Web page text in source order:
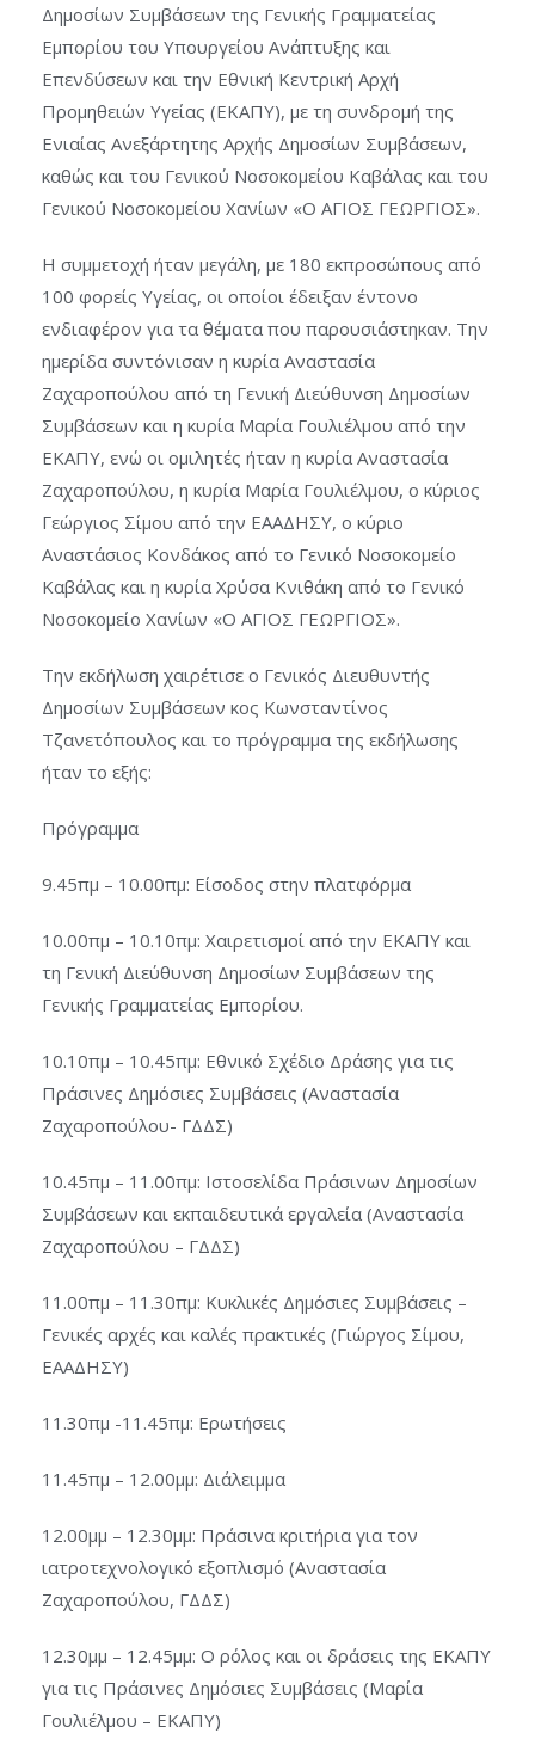
Δημοσίων Συμβάσεων της Γενικής Γραμματείας
Εμπορίου του Υπουργείου Ανάπτυξης και
Επενδύσεων και την Εθνική Κεντρική Αρχή
Προμηθειών Υγείας (ΕΚΑΠΥ), με τη συνδρομή της
Ενιαίας Ανεξάρτητης Αρχής Δημοσίων Συμβάσεων,
καθώς και του Γενικού Νοσοκομείου Καβάλας και του
Γενικού Νοσοκομείου Χανίων «Ο ΑΓΙΟΣ ΓΕΩΡΓΙΟΣ».
Η συμμετοχή ήταν μεγάλη, με 180 εκπροσώπους από
100 φορείς Υγείας, οι οποίοι έδειξαν έντονο
ενδιαφέρον για τα θέματα που παρουσιάστηκαν. Την
ημερίδα συντόνισαν η κυρία Αναστασία
Ζαχαροπούλου από τη Γενική Διεύθυνση Δημοσίων
Συμβάσεων και η κυρία Μαρία Γουλιέλμου από την
ΕΚΑΠΥ, ενώ οι ομιλητές ήταν η κυρία Αναστασία
Ζαχαροπούλου, η κυρία Μαρία Γουλιέλμου, ο κύριος
Γεώργιος Σίμου από την ΕΑΑΔΗΣΥ, ο κύριο
Αναστάσιος Κονδάκος από το Γενικό Νοσοκομείο
Καβάλας και η κυρία Χρύσα Κνιθάκη από το Γενικό
Νοσοκομείο Χανίων «Ο ΑΓΙΟΣ ΓΕΩΡΓΙΟΣ».
Την εκδήλωση χαιρέτισε ο Γενικός Διευθυντής
Δημοσίων Συμβάσεων κος Κωνσταντίνος
Τζανετόπουλος και το πρόγραμμα της εκδήλωσης
ήταν το εξής:
Πρόγραμμα
9.45πμ – 10.00πμ: Είσοδος στην πλατφόρμα
10.00πμ – 10.10πμ: Χαιρετισμοί από την ΕΚΑΠΥ και
τη Γενική Διεύθυνση Δημοσίων Συμβάσεων της
Γενικής Γραμματείας Εμπορίου.
10.10πμ – 10.45πμ: Εθνικό Σχέδιο Δράσης για τις
Πράσινες Δημόσιες Συμβάσεις (Αναστασία
Ζαχαροπούλου- ΓΔΔΣ)
10.45πμ – 11.00πμ: Ιστοσελίδα Πράσινων Δημοσίων
Συμβάσεων και εκπαιδευτικά εργαλεία (Αναστασία
Ζαχαροπούλου – ΓΔΔΣ)
11.00πμ – 11.30πμ: Κυκλικές Δημόσιες Συμβάσεις –
Γενικές αρχές και καλές πρακτικές (Γιώργος Σίμου,
ΕΑΑΔΗΣΥ)
11.30πμ -11.45πμ: Ερωτήσεις
11.45πμ – 12.00μμ: Διάλειμμα
12.00μμ – 12.30μμ: Πράσινα κριτήρια για τον
ιατροτεχνολογικό εξοπλισμό (Αναστασία
Ζαχαροπούλου, ΓΔΔΣ)
12.30μμ – 12.45μμ: Ο ρόλος και οι δράσεις της ΕΚΑΠΥ
για τις Πράσινες Δημόσιες Συμβάσεις (Μαρία
Γουλιέλμου – ΕΚΑΠΥ)